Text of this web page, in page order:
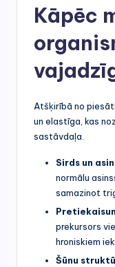
Kāpēc
Atšķirībā no
un elastīga, kas
sastāvdaļa.
Sirds un
normālu
samazinot
prekursors
hroniskiem
Šūnu